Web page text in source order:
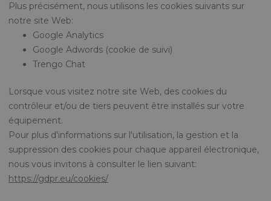
Plus précisément, nous utilisons les cookies suivants sur
notre site Web:
Google Analytics
Google Adwords (cookie de suivi)
Trengo Chat
Lorsque vous visitez notre site Web, des cookies du
contrôleur et/ou de tiers peuvent être installés sur votre
équipement.
Pour plus d'informations sur l'utilisation, la gestion et la
suppression des cookies pour chaque appareil électronique,
nous vous invitons à consulter le lien suivant:
https://gdpr.eu/cookies/